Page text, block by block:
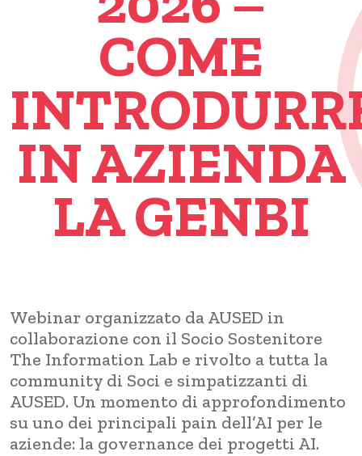
COME
IN AZIENDA
LA GENBI
Webinar organizzato da AUSED in
collaborazione con il Socio Sostenitore
The Information Lab e rivolto a tutta la
community di Soci e simpatizzanti di
AUSED. Un momento di approfondimento
su uno dei principali pain dell’AI per le
aziende: la governance dei progetti AI.